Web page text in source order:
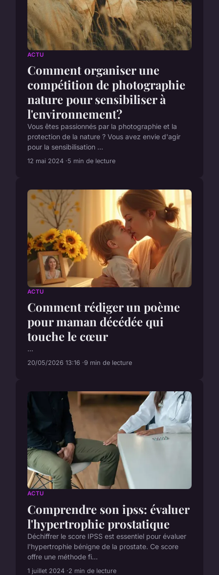
ACTU
Comment organiser une
compétition de photographie
nature pour sensibiliser à
l'environnement?
Vous êtes passionnés par la photographie et la
protection de la nature ? Vous avez envie d'agir
pour la sensibilisation ...
12 mai 2024 5 min de lecture
ACTU
Comment rédiger un poème
pour maman décédée qui
touche le cœur
...
20/05/2026 13:16 9 min de lecture
ACTU
Comprendre son ipss: évaluer
l'hypertrophie prostatique
Déchiffrer le score IPSS est essentiel pour évaluer
l'hypertrophie bénigne de la prostate. Ce score
offre une méthode fi...
1 juillet 2024 2 min de lecture